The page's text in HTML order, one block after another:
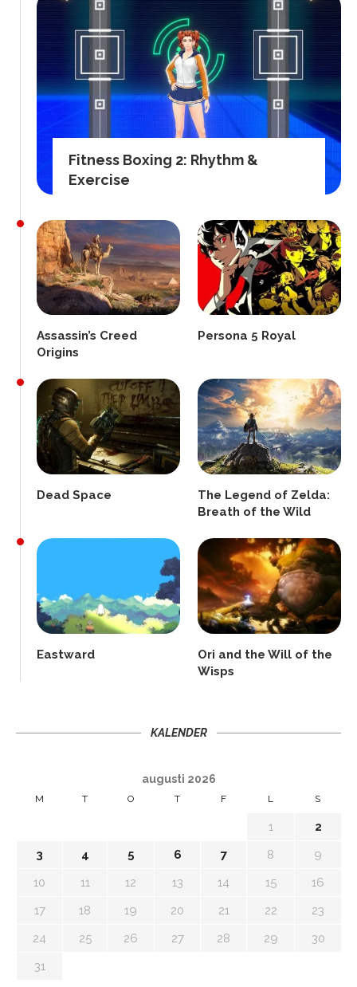
Fitness Boxing 2: Rhythm &
Exercise
Assassin’s Creed
Origins
Persona 5 Royal
Dead Space
The Legend of Zelda:
Breath of the Wild
Eastward
Ori and the Will of the
Wisps
KALENDER
augusti 2026
M T O T F L S
1
2
3
4 5 6 7 8
9
10
11 12 13 14 15
16
17
18 19 20 21 22
23
24
25 26 27 28 29
30
31